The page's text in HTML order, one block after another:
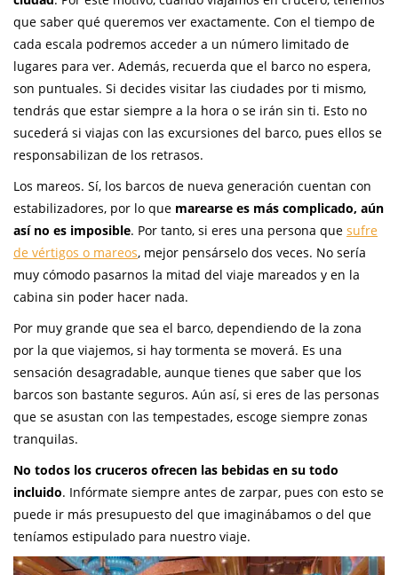
que saber qué queremos ver exactamente. Con el tiempo de
cada escala podremos acceder a un número limitado de
lugares para ver. Además, recuerda que el barco no espera,
son puntuales. Si decides visitar las ciudades por ti mismo,
tendrás que estar siempre a la hora o se irán sin ti. Esto no
sucederá si viajas con las excursiones del barco, pues ellos se
responsabilizan de los retrasos.
Los mareos. Sí, los barcos de nueva generación cuentan con
estabilizadores, por lo que marearse es más complicado, aún
así no es imposible. Por tanto, si eres una persona que sufre
de vértigos o mareos, mejor pensárselo dos veces. No sería
muy cómodo pasarnos la mitad del viaje mareados y en la
cabina sin poder hacer nada.
Por muy grande que sea el barco, dependiendo de la zona
por la que viajemos, si hay tormenta se moverá. Es una
sensación desagradable, aunque tienes que saber que los
barcos son bastante seguros. Aún así, si eres de las personas
que se asustan con las tempestades, escoge siempre zonas
tranquilas.
No todos los cruceros ofrecen las bebidas en su todo
incluido. Infórmate siempre antes de zarpar, pues con esto se
puede ir más presupuesto del que imaginábamos o del que
teníamos estipulado para nuestro viaje.